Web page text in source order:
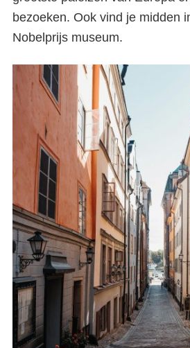
bezoeken. Ook vind je midden
Nobelprijs museum.